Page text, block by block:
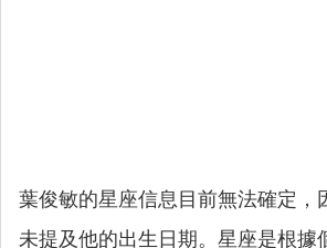
葉俊敏的星座信息目前無法確定，
未提及他的出生日期。星座是根據